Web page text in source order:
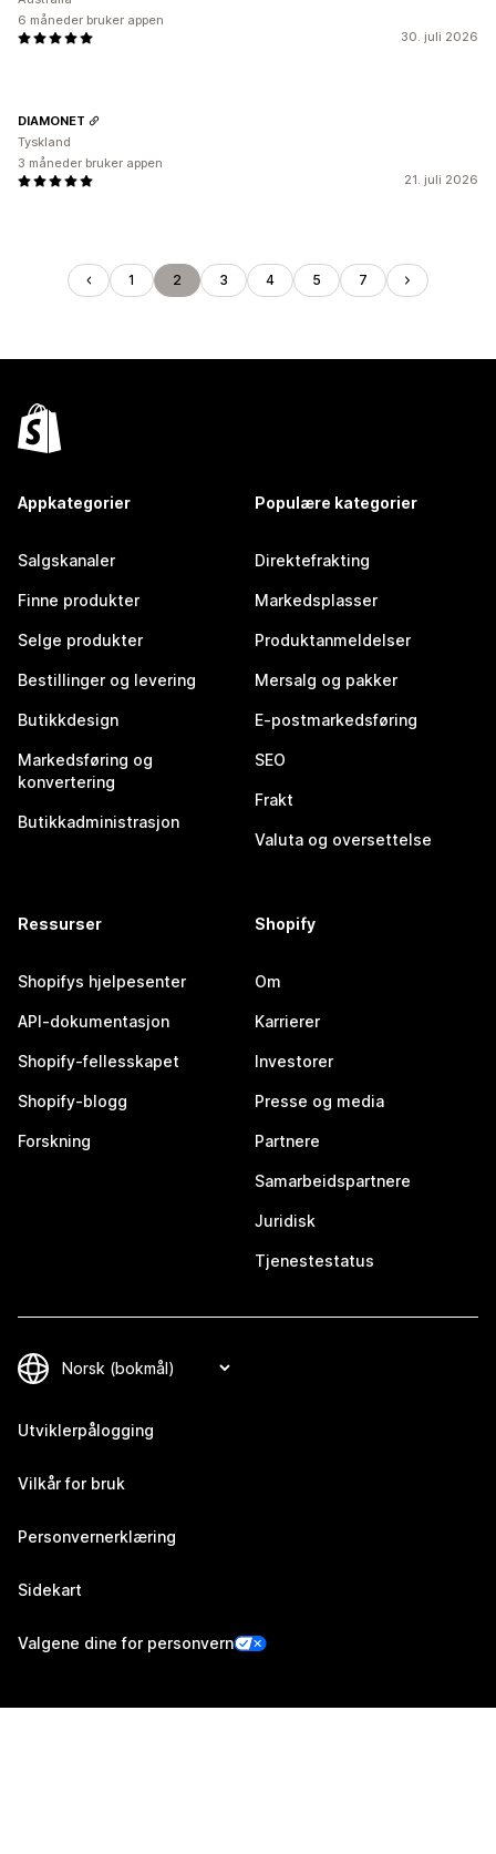
30. juli 2026
6 måneder bruker appen
21. juli 2026
DIAMONET
Tyskland
3 måneder bruker appen
1 2 3 4 5 7
Appkategorier
Salgskanaler
Finne produkter
Selge produkter
Bestillinger og levering
Butikkdesign
Markedsføring og
konvertering
Butikkadministrasjon
Populære kategorier
Direktefrakting
Markedsplasser
Produktanmeldelser
Mersalg og pakker
E-postmarkedsføring
SEO
Frakt
Valuta og oversettelse
Ressurser
Shopifys hjelpesenter
API-dokumentasjon
Shopify-fellesskapet
Shopify-blogg
Forskning
Shopify
Om
Karrierer
Investorer
Presse og media
Partnere
Samarbeidspartnere
Juridisk
Tjenestestatus
Utviklerpålogging
Vilkår for bruk
Personvernerklæring
Sidekart
Valgene dine for personvern